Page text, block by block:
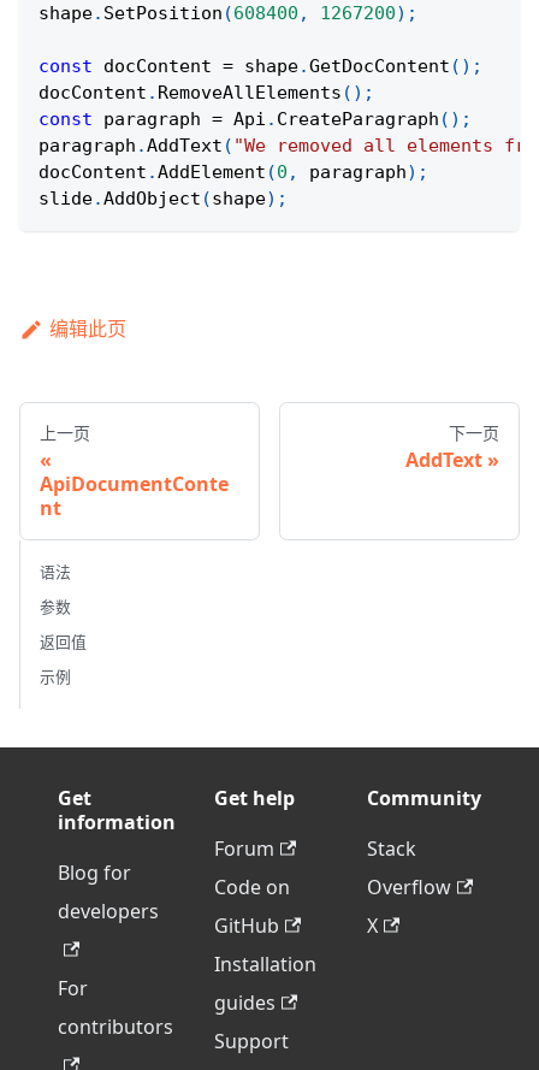
shape. SetPosition (608400 , 1267200) ;
const docContent = shape.GetDocContent ( ) ;
docContent . RemoveAllElements ( ) ;
const paragraph = Api . CreateParagraph ( ) ;
paragraph .AddText ( "We removed all elements
docContent .AddElement (0 , paragraph) ;
slide.AddObject (shape) ;
编辑此页
上一页
ApiDocumentConte
nt
下一页
AddText
语法
参数
返回值
示例
Get
information
Blog for
developers
For
contributors
Get help
Forum
Code on
GitHub
Installation
guides
Support
Community
Stack
Overflow
X